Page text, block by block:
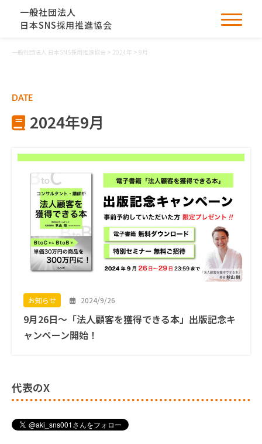
一般社団法人
日本SNS採用推進協会
一般社団法人 日本SNS採用推進協会 > 2024年 > 9月
DATE
2024年9月
お知らせ 2024/9/26
9月26日〜「法人顧客を獲得できる本」出版記念キ
ャンペーン開始！
代表のX